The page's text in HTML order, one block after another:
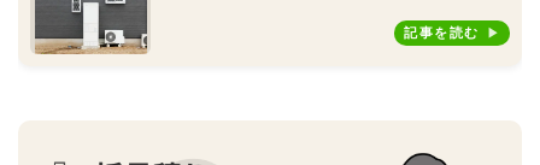
記事を読む